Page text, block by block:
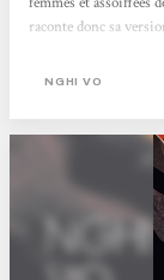
raconte donc sa
d’autres personnes
tome, Chih nous fait
NGHI VO